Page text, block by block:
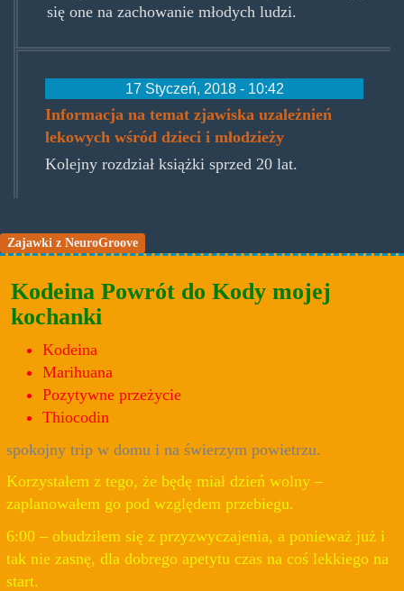
się one na zachowanie młodych ludzi.
17 Styczeń, 2018 - 10:42
Informacja na temat zjawiska uzależnień
lekowych wśród dzieci i młodzieży
Kolejny rozdział książki sprzed 20 lat.
Zajawki z NeuroGroove
Kodeina Powrót do Kody mojej
kochanki
Kodeina
Marihuana
Pozytywne przeżycie
Thiocodin
spokojny trip w domu i na świerzym powietrzu.
Korzystałem z tego, że będę miał dzień wolny –
zaplanowałem go pod względem przebiegu.
6:00 – obudziłem się z przyzwyczajenia, a ponieważ już i
tak nie zasnę, dla dobrego apetytu czas na coś lekkiego na
start.